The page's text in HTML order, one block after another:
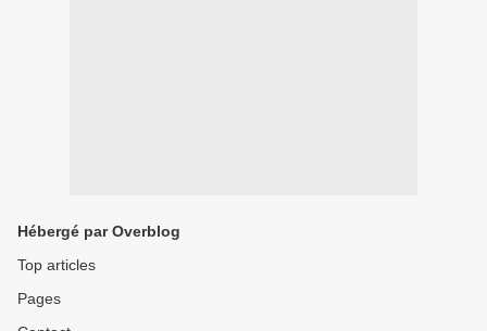
Hébergé par Overblog
Top articles
Pages